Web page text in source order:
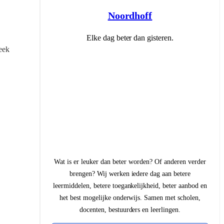
Noordhoff
Elke dag beter dan gisteren.
Wat is er leuker dan beter worden? Of anderen verder
brengen? Wij werken iedere dag aan betere
leermiddelen, betere toegankelijkheid, beter aanbod en
het best mogelijke onderwijs. Samen met scholen,
docenten, bestuurders en leerlingen.